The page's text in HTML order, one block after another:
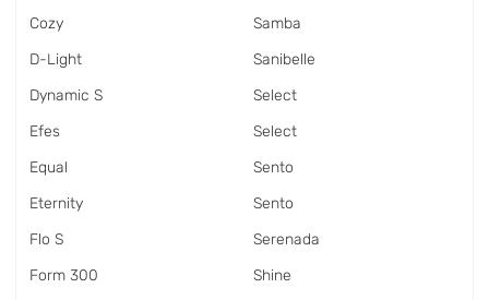
Cozy
D-Light
Dynamic S
Efes
Equal
Eternity
Flo S
Form 300
Samba
Sanibelle
Select
Select
Sento
Sento
Serenada
Shine